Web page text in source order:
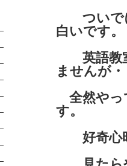
ついでに
白いです。
英語教室
ませんが
全然やっ
す。
好奇心旺